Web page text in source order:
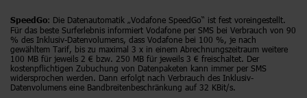
SpeedGo: Die Datenautomatik „Vodafone SpeedGo“ ist fest voreingestellt.
Für das beste Surferlebnis informiert Vodafone per SMS bei Verbrauch von 90
% des Inklusiv-Datenvolumens, dass Vodafone bei 100 %, je nach
gewähltem Tarif, bis zu maximal 3 x in einem Abrechnungszeitraum weitere
100 MB für jeweils 2 € bzw. 250 MB für jeweils 3 € freischaltet. Der
kostenpflichtigen Zubuchung von Datenpaketen kann immer per SMS
widersprochen werden. Dann erfolgt nach Verbrauch des Inklusiv-
Datenvolumens eine Bandbreitenbeschränkung auf 32 KBit/s.